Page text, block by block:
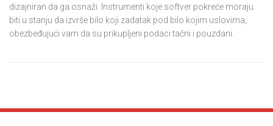
dizajniran da ga osnaži. Instrumenti koje softver pokreće moraju
biti u stanju da izvrše bilo koji zadatak pod bilo kojim uslovima,
obezbeđujući vam da su prikupljeni podaci tačni i pouzdani.